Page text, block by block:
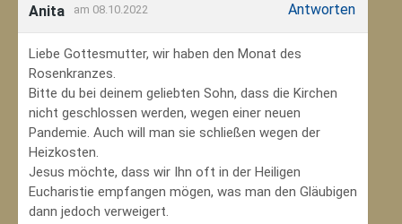
Anita am 08.10.2022 Antworten
Liebe Gottesmutter, wir haben den Monat des
Rosenkranzes.
Bitte du bei deinem geliebten Sohn, dass die Kirchen
nicht geschlossen werden, wegen einer neuen
Pandemie. Auch will man sie schließen wegen der
Heizkosten.
Jesus möchte, dass wir Ihn oft in der Heiligen
Eucharistie empfangen mögen, was man den Gläubigen
dann jedoch verweigert.